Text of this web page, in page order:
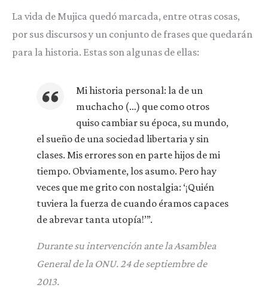
La vida de Mujica quedó marcada, entre otras cosas,
por sus discursos y un conjunto de frases que quedarán
para la historia. Estas son algunas de ellas:
Mi historia personal: la de un
muchacho (…) que como otros
quiso cambiar su época, su mundo,
el sueño de una sociedad libertaria y sin
clases. Mis errores son en parte hijos de mi
tiempo. Obviamente, los asumo. Pero hay
veces que me grito con nostalgia: ‘¡Quién
tuviera la fuerza de cuando éramos capaces
de abrevar tanta utopía!’”.
Durante su intervención ante la Asamblea
General de la ONU. 24 de septiembre de
2013.